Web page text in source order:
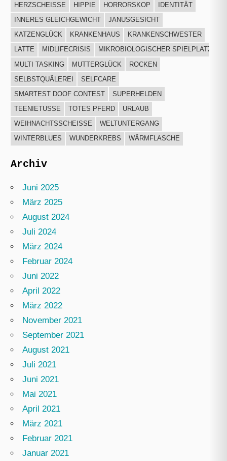
HERZSCHEISSE
HIPPIE HORRORSKOP
IDENTITÄT
INNERES GLEICHGEWICHT
JANUSGESICHT
KATZENGLÜCK
KRANKENHAUS
KRANKENSCHWESTER
LATTE
MIDLIFECRISIS
MIKROBIOLOGISCHER SPIELPLATZ
MULTI TASKING
MUTTERGLÜCK
ROCKEN
SELBSTQUÄLEREI
SELFCARE
SMARTEST DOOF CONTEST
SUPERHELDEN
TEENIETUSSE
TOTES PFERD
URLAUB
WEIHNACHTSSCHEISSE
WELTUNTERGANG
WINTERBLUES
WUNDERKREBS WÄRMFLASCHE
Archiv
Juni 2025
März 2025
August 2024
Juli 2024
März 2024
Februar 2024
Juni 2022
April 2022
März 2022
November 2021
September 2021
August 2021
Juli 2021
Juni 2021
Mai 2021
April 2021
März 2021
Februar 2021
Januar 2021